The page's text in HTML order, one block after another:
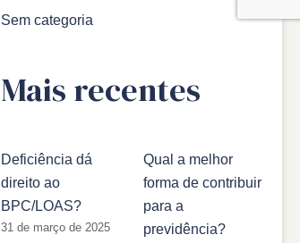
Sem categoria
Mais recentes
Deficiência dá
direito ao
BPC/LOAS?
31 de março de 2025
Qual a melhor
forma de contribuir
para a
previdência?